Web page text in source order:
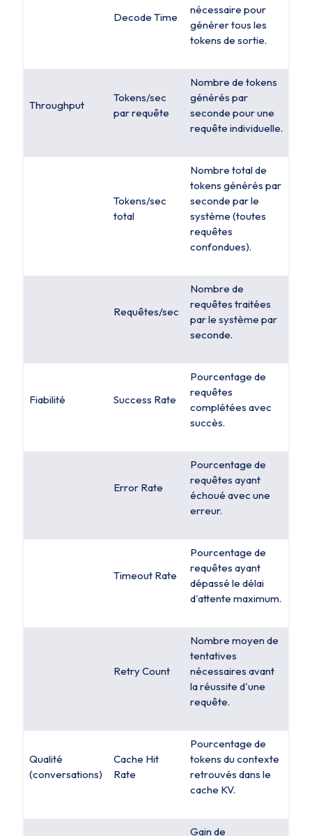
Decode Time
nécessaire pour
générer tous les
tokens de sortie.
Throughput
Tokens/sec
par requête
Nombre de tokens
générés par
seconde pour une
requête individuelle.
Tokens/sec
total
Nombre total de
tokens générés par
seconde par le
système (toutes
requêtes
confondues).
Requêtes/sec
Nombre de
requêtes traitées
par le système par
seconde.
Fiabilité Success Rate
Pourcentage de
requêtes
complétées avec
succès.
Error Rate
Pourcentage de
requêtes ayant
échoué avec une
erreur.
Timeout Rate
Pourcentage de
requêtes ayant
dépassé le délai
d'attente maximum.
Retry Count
Nombre moyen de
tentatives
nécessaires avant
la réussite d'une
requête.
Qualité
(conversations)
Cache Hit
Rate
Pourcentage de
tokens du contexte
retrouvés dans le
cache KV.
Gain de